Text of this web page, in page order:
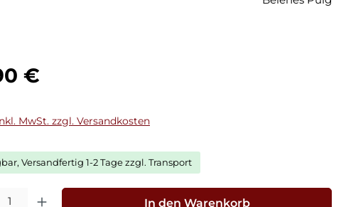
Preis:
€
MwSt. zzgl. Versandkosten
Versandfertig 1-2 Tage zzgl. Transport
Anzahl: Gib den gewünschten Wert ein oder benutze die
In den Warenkorb